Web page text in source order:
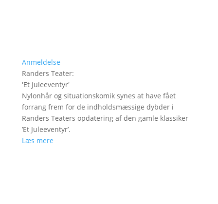
Anmeldelse
Randers Teater:
'Et Juleeventyr'
Nylonhår og situationskomik synes at have fået
forrang frem for de indholdsmæssige dybder i
Randers Teaters opdatering af den gamle klassiker
’Et Juleeventyr’.
Læs mere